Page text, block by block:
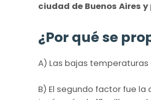
ciudad de Buenos Aires
¿Por qué se
A) Las bajas
B) El segundo factor fue